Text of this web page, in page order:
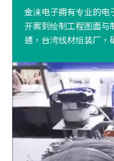
金涞电子拥有专业的电
开案到绘制工程图面与
通，台湾线材组装厂，